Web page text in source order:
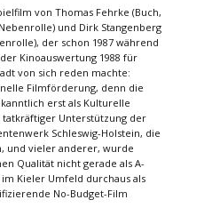
von Thomas Fehrke (Buch,
und Dirk Stangenberg
der schon 1987 während
Kinoauswertung 1988 für
von sich reden machte:
Filmförderung, denn die
erst als Kulturelle
Unterstützung der
Schleswig-Holstein, die
und vieler anderer, wurde
Qualität nicht gerade als A-
Kieler Umfeld durchaus als
No-Budget-Film